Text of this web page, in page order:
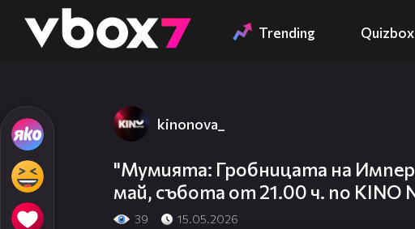
👾 Trending Quizbox
kinonova_
"Мумията: Гробницата на
май, събота от 21.00 ч. по KINO
39 15.05.2026